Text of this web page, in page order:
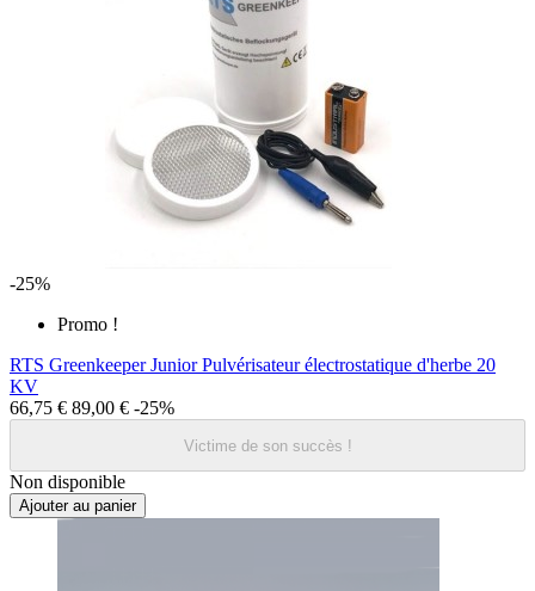
-25%
Promo !
RTS Greenkeeper Junior Pulvérisateur électrostatique d'herbe 20
KV
66,75 € 89,00 € -25%
Victime de son succès !
Non disponible
Ajouter au panier